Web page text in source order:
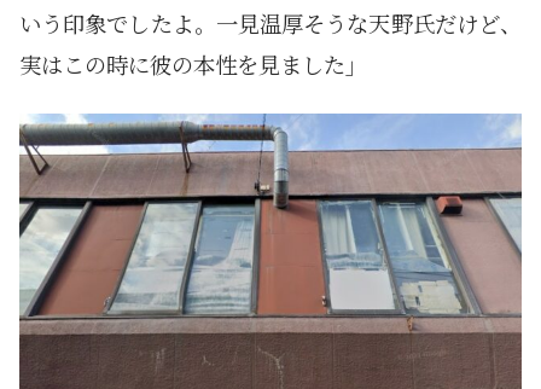
いう印象でしたよ。一見温厚そうな天野氏だけど、
実はこの時に彼の本性を見ました」